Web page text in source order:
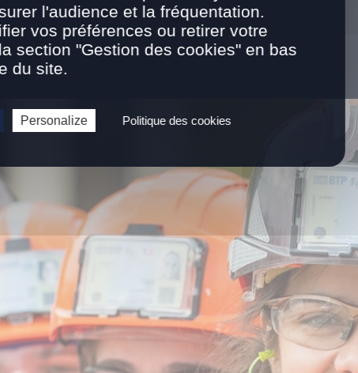
l'audience et la fréquentation.
vos préférences ou retirer votre
section "Gestion des cookies" en bas
du site.
Personalize Politique des cookies